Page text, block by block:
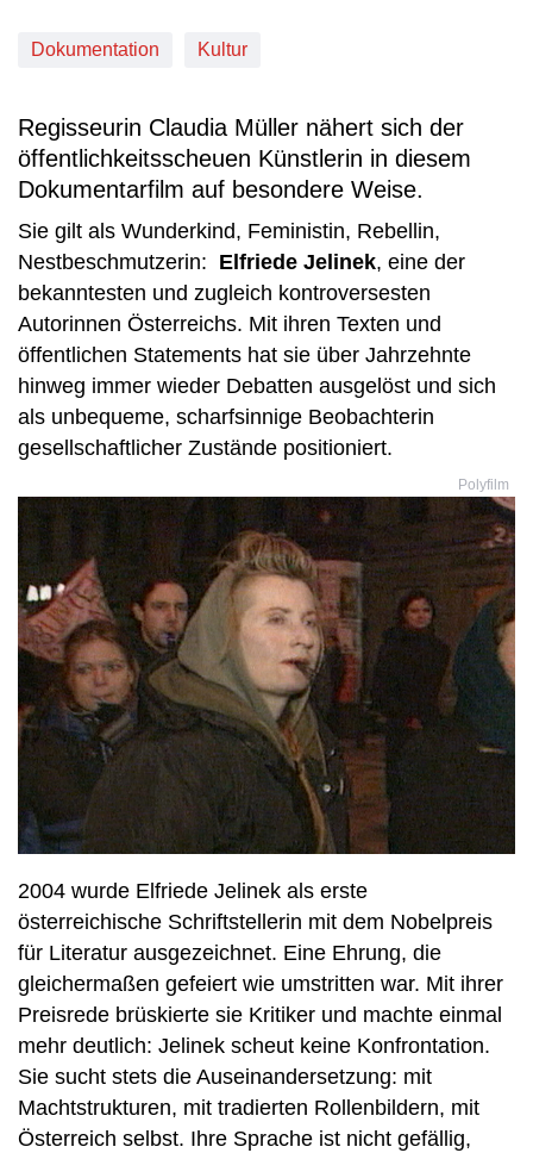
Dokumentation Kultur
Regisseurin Claudia Müller nähert sich der
öffentlichkeitsscheuen Künstlerin in diesem
Dokumentarfilm auf besondere Weise.
Sie gilt als Wunderkind, Feministin, Rebellin,
Nestbeschmutzerin: Elfriede Jelinek, eine der
bekanntesten und zugleich kontroversesten
Autorinnen Österreichs. Mit ihren Texten und
öffentlichen Statements hat sie über Jahrzehnte
hinweg immer wieder Debatten ausgelöst und sich
als unbequeme, scharfsinnige Beobachterin
gesellschaftlicher Zustände positioniert.
Polyfilm
2004 wurde Elfriede Jelinek als erste
österreichische Schriftstellerin mit dem Nobelpreis
für Literatur ausgezeichnet. Eine Ehrung, die
gleichermaßen gefeiert wie umstritten war. Mit ihrer
Preisrede brüskierte sie Kritiker und machte einmal
mehr deutlich: Jelinek scheut keine Konfrontation.
Sie sucht stets die Auseinandersetzung: mit
Machtstrukturen, mit tradierten Rollenbildern, mit
Österreich selbst. Ihre Sprache ist nicht gefällig,